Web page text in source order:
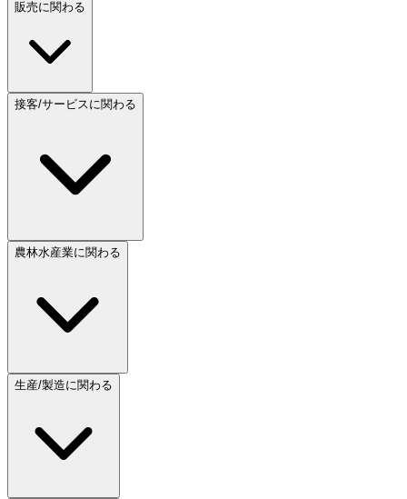
販売に関わる
接客/サービスに関わる
農林水産業に関わる
生産/製造に関わる